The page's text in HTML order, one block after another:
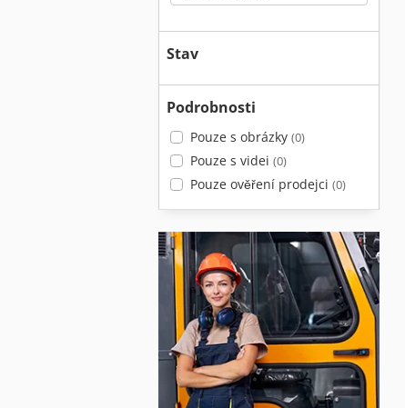
Stav
Podrobnosti
Pouze s obrázky (0)
Pouze s videi (0)
Pouze ověření prodejci (0)